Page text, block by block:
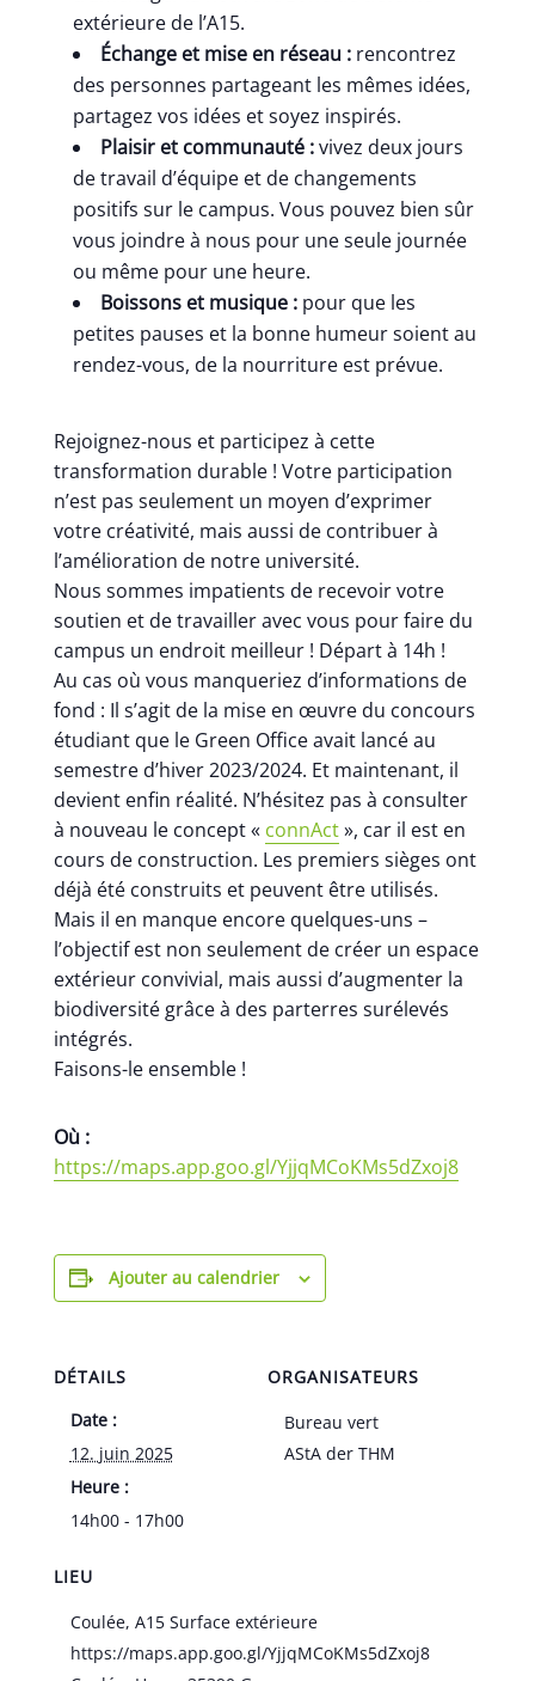
extérieure de l’A15.
Échange et mise en réseau :rencontrez
des personnes partageant les mêmes idées,
partagez vos idées et soyez inspirés.
Plaisir et communauté :vivez deux jours
de travail d’équipe et de changements
positifs sur le campus. Vous pouvez bien sûr
vous joindre à nous pour une seule journée
ou même pour une heure.
Boissons et musique :pour que les
petites pauses et la bonne humeur soient au
rendez-vous, de la nourriture est prévue.
Rejoignez-nous et participez à cette
transformation durable ! Votre participation
n’est pas seulement un moyen d’exprimer
votre créativité, mais aussi de contribuer à
l’amélioration de notre université.
Nous sommes impatients de recevoir votre
soutien et de travailler avec vous pour faire du
campus un endroit meilleur ! Départ à 14h !
Au cas où vous manqueriez d’informations de
fond : Il s’agit de la mise en œuvre du concours
étudiant que le Green Office avait lancé au
semestre d’hiver 2023/2024. Et maintenant, il
devient enfin réalité. N’hésitez pas à consulter
à nouveau le concept « connAct», car il est en
cours de construction. Les premiers sièges ont
déjà été construits et peuvent être utilisés.
Mais il en manque encore quelques-uns –
l’objectif est non seulement de créer un espace
extérieur convivial, mais aussi d’augmenter la
biodiversité grâce à des parterres surélevés
intégrés.
Faisons-le ensemble !
Où :
https://maps.app.goo.gl/YjjqMCoKMs5dZxoj8
Ajouter au calendrier
DÉTAILS
Date :
12. juin 2025
Heure :
14h00 - 17h00
LIEU
Coulée, A15 Surface extérieure
https://maps.app.goo.gl/YjjqMCoKMs5dZxoj8
ORGANISATEURS
Bureau vert
AStA der THM